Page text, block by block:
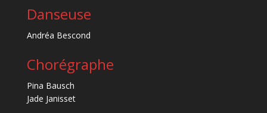
Danseuse
Andréa Bescond
Chorégraphe
Pina Bausch
Jade Janisset